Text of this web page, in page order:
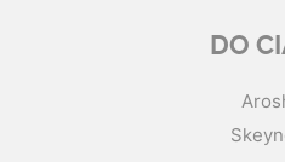
DO